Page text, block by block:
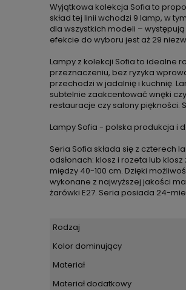
Wyjątkowa kolekcja Sofia to
skład tej linii wchodzi 9 lamp, w
dla wszystkich modeli –
efekcie do wyboru jest aż 29
Lampy z kolekcji Sofia to idealne
przeznaczeniu, bez ryzyka
przechodzi w jadalnię i kuchnię.
subtelnie zaakcentować wnęki
restauracje czy salony piękności.
Lampy Sofia - polska produkcja i
Seria Sofia składa się z
odsłonach: klosz i rozeta lub
między 40-100 cm. Dzięki
wykonane z najwyższej jakości
żarówki E27. Seria posiada 24-
Rodzaj
Kolor dominujący
Materiał
Materiał dodatkowy